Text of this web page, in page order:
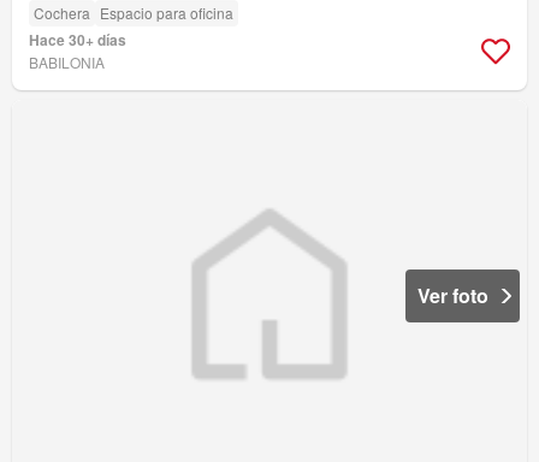
Cochera Espacio para oficina
Hace 30+ días
BABILONIA
Ver foto